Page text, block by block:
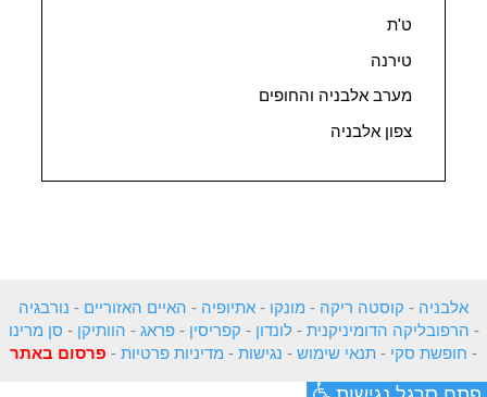
ט'ת
טירנה
מערב אלבניה והחופים
צפון אלבניה
אלבניה - קוסטה ריקה - מונקו - אתיופיה - האיים האזוריים - נורבגיה
- הרפובליקה הדומיניקנית -לונדון - קפריסין -פראג - הוותיקן - סן מרינו
- חופשת סקי - תנאי שימוש - נגישות - מדיניות פרטיות - פרסום באתר